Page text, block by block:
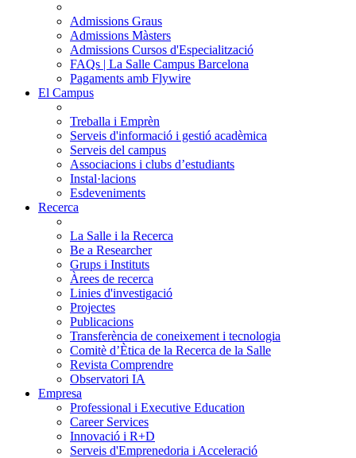
Admissions Graus
Admissions Màsters
Admissions Cursos d'Especialització
FAQs | La Salle Campus Barcelona
Pagaments amb Flywire
El Campus
Treballa i Emprèn
Serveis d'informació i gestió acadèmica
Serveis del campus
Associacions i clubs d’estudiants
Instal·lacions
Esdeveniments
Recerca
La Salle i la Recerca
Be a Researcher
Grups i Instituts
Àrees de recerca
Linies d'investigació
Projectes
Publicacions
Transferència de coneixement i tecnologia
Comitè d’Ètica de la Recerca de la Salle
Revista Comprendre
Observatori IA
Empresa
Professional i Executive Education
Career Services
Innovació i R+D
Serveis d'Emprenedoria i Acceleració